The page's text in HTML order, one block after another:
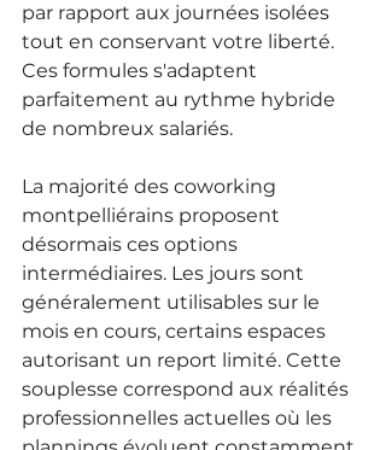
par rapport aux journées isolées
tout en conservant votre liberté.
Ces formules s'adaptent
parfaitement au rythme hybride
de nombreux salariés.
La majorité des coworking
montpelliérains proposent
désormais ces options
intermédiaires. Les jours sont
généralement utilisables sur le
mois en cours, certains espaces
autorisant un report limité. Cette
souplesse correspond aux réalités
professionnelles actuelles où les